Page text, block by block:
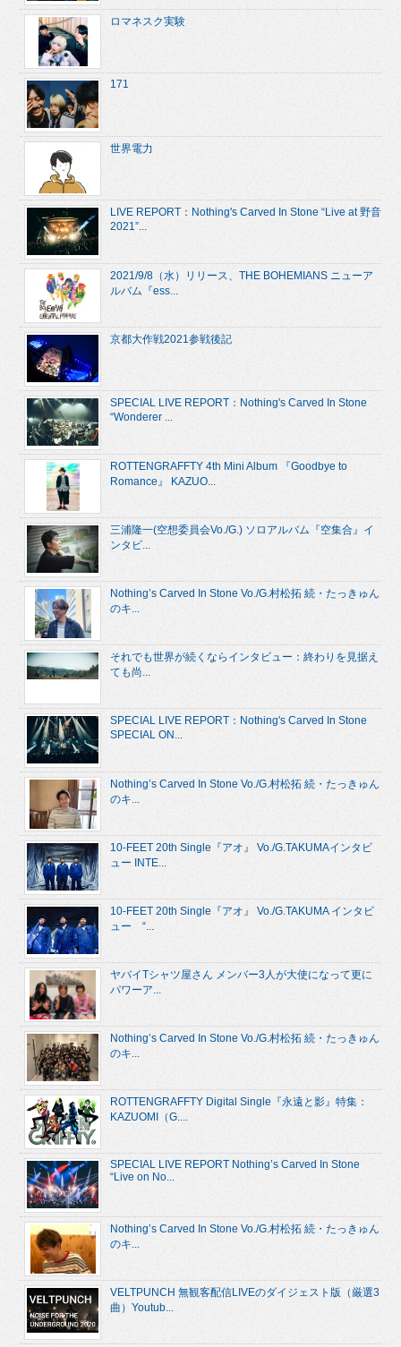
ロマネスク実験
171
世界電力
LIVE REPORT：Nothing's Carved In Stone “Live at 野音
2021”...
2021/9/8（水）リリース、THE BOHEMIANS ニューア
ルバム『ess...
京都大作戦2021参戦後記
SPECIAL LIVE REPORT：Nothing's Carved In Stone
“Wonderer ...
ROTTENGRAFFTY 4th Mini Album 『Goodbye to
Romance』 KAZUO...
三浦隆一(空想委員会Vo./G.) ソロアルバム『空集合』イ
ンタビ...
Nothing’s Carved In Stone Vo./G.村松拓 続・たっきゅん
のキ...
それでも世界が続くならインタビュー：終わりを見据え
ても尚...
SPECIAL LIVE REPORT：Nothing's Carved In Stone
SPECIAL ON...
Nothing’s Carved In Stone Vo./G.村松拓 続・たっきゅん
のキ...
10-FEET 20th Single『アオ』 Vo./G.TAKUMAインタビ
ュー INTE...
10-FEET 20th Single『アオ』 Vo./G.TAKUMA インタビ
ュー “...
ヤバイTシャツ屋さん メンバー3人が大使になって更に
パワーア...
Nothing’s Carved In Stone Vo./G.村松拓 続・たっきゅん
のキ...
ROTTENGRAFFTY Digital Single『永遠と影』特集：
KAZUOMI（G....
SPECIAL LIVE REPORT Nothing’s Carved In Stone
“Live on No...
Nothing’s Carved In Stone Vo./G.村松拓 続・たっきゅん
のキ...
VELTPUNCH 無観客配信LIVEのダイジェスト版（厳選3
曲）Youtub...